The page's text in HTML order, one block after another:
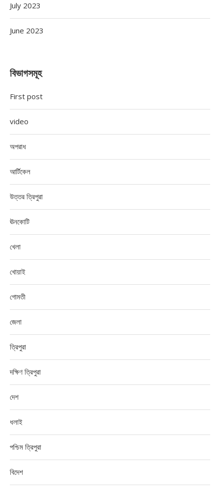
July 2023
June 2023
বিভাগসমূহ
First post
video
অপরাধ
আর্টিকেল
উত্তর ত্রিপুরা
ঊনকোটি
খেলা
খোয়াই
গোমতী
জেলা
ত্রিপুরা
দক্ষিণ ত্রিপুরা
দেশ
ধলাই
পশ্চিম ত্রিপুরা
বিদেশ